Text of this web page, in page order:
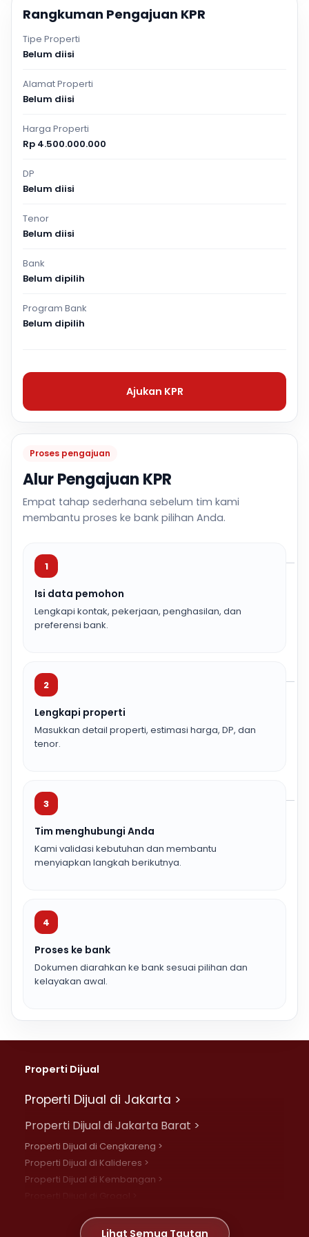
Proses pengajuan
Alur Pengajuan KPR
Empat tahap sederhana sebelum tim kami
membantu proses ke bank pilihan Anda.
1
Isi data pemohon
Lengkapi kontak, pekerjaan, penghasilan, dan
preferensi bank.
2
Lengkapi properti
Masukkan detail properti, estimasi harga, DP, dan
tenor.
3
Tim menghubungi Anda
Kami validasi kebutuhan dan membantu
menyiapkan langkah berikutnya.
4
Proses ke bank
Dokumen diarahkan ke bank sesuai pilihan dan
kelayakan awal.
Rangkuman Pengajuan KPR
Tipe Properti
Belum diisi
Alamat Properti
Belum diisi
Harga Properti
Rp 4.500.000.000
DP
Belum diisi
Tenor
Belum diisi
Bank
Belum dipilih
Program Bank
Belum dipilih
Ajukan KPR
Properti Dijual
Properti Dijual di Jakarta >
Properti Dijual di Jakarta Barat >
Properti Dijual di Cengkareng >
Properti Dijual di Kalideres >
Properti Dijual di Kembangan >
Properti Dijual di Meruya >Lihat Semua Tautan